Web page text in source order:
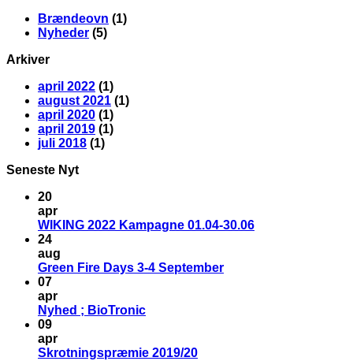
Brændeovn (1)
Nyheder (5)
Arkiver
april 2022 (1)
august 2021 (1)
april 2020 (1)
april 2019 (1)
juli 2018 (1)
Seneste Nyt
20
apr
WIKING 2022 Kampagne 01.04-30.06
24
aug
Green Fire Days 3-4 September
07
apr
Nyhed ; BioTronic
09
apr
Skrotningspræmie 2019/20